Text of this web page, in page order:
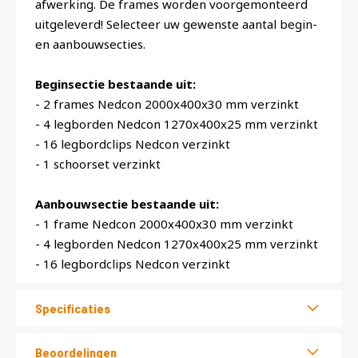
afwerking. De frames worden voorgemonteerd
uitgeleverd! Selecteer uw gewenste aantal begin-
en aanbouwsecties.
Beginsectie bestaande uit:
- 2 frames Nedcon 2000x400x30 mm verzinkt
- 4 legborden Nedcon 1270x400x25 mm verzinkt
- 16 legbordclips Nedcon verzinkt
- 1 schoorset verzinkt
Aanbouwsectie bestaande uit:
- 1 frame Nedcon 2000x400x30 mm verzinkt
- 4 legborden Nedcon 1270x400x25 mm verzinkt
- 16 legbordclips Nedcon verzinkt
Specificaties
Beoordelingen